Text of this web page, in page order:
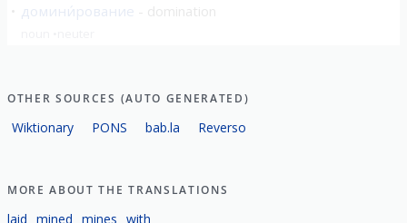
домини́рование
OTHER SOURCES (AUTO GENERATED)
Wiktionary PONS bab.la Reverso
MORE ABOUT THE TRANSLATIONS
laid mined mines with